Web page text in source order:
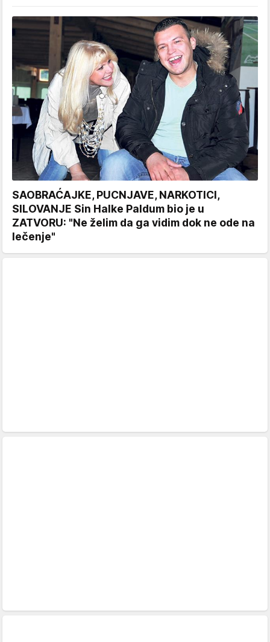
SAOBRAĆAJKE, PUCNJAVE, NARKOTICI,
SILOVANJE Sin Halke Paldum bio je u
ZATVORU: "Ne želim da ga vidim dok ne ode na
lečenje"